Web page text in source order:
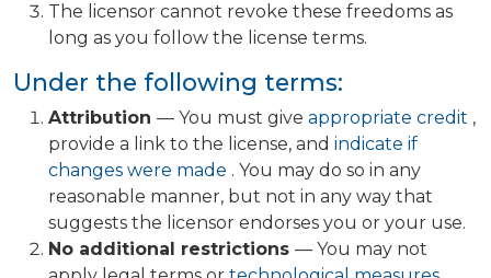
The licensor cannot revoke these freedoms as
long as you follow the license terms.
Under the following terms:
Attribution — You must give appropriate credit ,
provide a link to the license, and indicate if
changes were made . You may do so in any
reasonable manner, but not in any way that
suggests the licensor endorses you or your use.
No additional restrictions — You may not